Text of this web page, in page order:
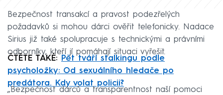
Bezpečnost transakcí a pravost podezřelých
požadavků si mohou dárci ověřit telefonicky. Nadace
Sirius již také spolupracuje s technickými a právními
odborníky, kteří jí pomáhají situaci vyřešit.
ČTĚTE TAKÉ: Pět tváří stalkingu podle
psycholožky: Od sexuálního hledače po
predátora. Kdy volat policii?
„Bezpečnost dárců a transparentnost naší pomoci